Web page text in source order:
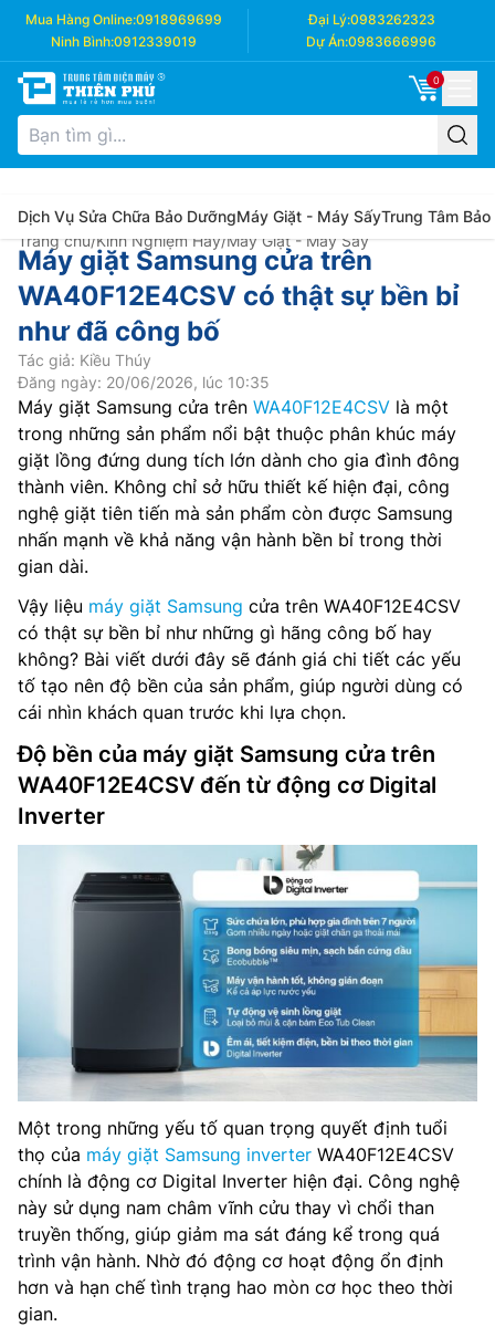
Mua Hàng Online:0918969699 Đại Lý:0983262323
Ninh Bình:0912339019 Dự Án:0983666996
0
Dịch Vụ Sửa Chữa Bảo DưỡngMáy Giặt - Máy SấyTrung Tâm Bảo
Trang chủ/Kinh Nghiệm Hay/Máy Giặt - Máy Sấy
Máy giặt Samsung cửa trên
WA40F12E4CSV có thật sự bền bỉ
như đã công bố
Tác giả: Kiều Thúy
Đăng ngày: 20/06/2026, lúc 10:35
Máy giặt Samsung cửa trên WA40F12E4CSV là một
trong những sản phẩm nổi bật thuộc phân khúc máy
giặt lồng đứng dung tích lớn dành cho gia đình đông
thành viên. Không chỉ sở hữu thiết kế hiện đại, công
nghệ giặt tiên tiến mà sản phẩm còn được Samsung
nhấn mạnh về khả năng vận hành bền bỉ trong thời
gian dài.
Vậy liệu máy giặt Samsung cửa trên WA40F12E4CSV
có thật sự bền bỉ như những gì hãng công bố hay
không? Bài viết dưới đây sẽ đánh giá chi tiết các yếu
tố tạo nên độ bền của sản phẩm, giúp người dùng có
cái nhìn khách quan trước khi lựa chọn.
Độ bền của máy giặt Samsung cửa trên
WA40F12E4CSV đến từ động cơ Digital
Inverter
Một trong những yếu tố quan trọng quyết định tuổi
thọ của máy giặt Samsung inverter WA40F12E4CSV
chính là động cơ Digital Inverter hiện đại. Công nghệ
này sử dụng nam châm vĩnh cửu thay vì chổi than
truyền thống, giúp giảm ma sát đáng kể trong quá
trình vận hành. Nhờ đó động cơ hoạt động ổn định
hơn và hạn chế tình trạng hao mòn cơ học theo thời
gian.